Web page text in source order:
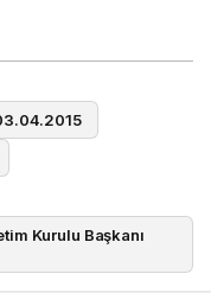
Kurulu Başkanı